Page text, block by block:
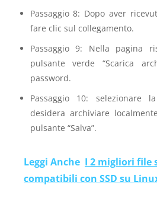
Passaggio 8: Dopo aver
fare clic sul collegamento.
Passaggio 9: Nella pagina
pulsante verde “Scarica
password.
Passaggio 10:
desidera archiviare
pulsante “Salva”.
Leggi Anche I 2 migliori file
compatibili con SSD su